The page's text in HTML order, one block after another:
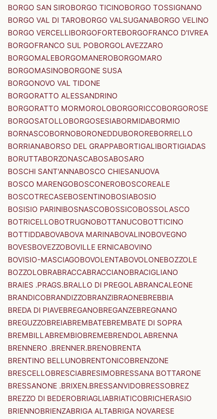
BORGO SAN SIROBORGO TICINOBORGO TOSSIGNANO
BORGO VAL DI TAROBORGO VALSUGANABORGO VELINO
BORGO VERCELLIBORGOFORTEBORGOFRANCO D'IVREA
BORGOFRANCO SUL POBORGOLAVEZZARO
BORGOMALEBORGOMANEROBORGOMARO
BORGOMASINOBORGONE SUSA
BORGONOVO VAL TIDONE
BORGORATTO ALESSANDRINO
BORGORATTO MORMOROLOBORGORICCOBORGOROSE
BORGOSATOLLOBORGOSESIABORMIDABORMIO
BORNASCOBORNOBORONEDDUBOROREBORRELLO
BORRIANABORSO DEL GRAPPABORTIGALIBORTIGIADAS
BORUTTABORZONASCABOSABOSARO
BOSCHI SANT'ANNABOSCO CHIESANUOVA
BOSCO MARENGOBOSCONEROBOSCOREALE
BOSCOTRECASEBOSENTINOBOSIABOSIO
BOSISIO PARINIBOSNASCOBOSSICOBOSSOLASCO
BOTRICELLOBOTRUGNOBOTTANUCOBOTTICINO
BOTTIDDABOVABOVA MARINABOVALINOBOVEGNO
BOVESBOVEZZOBOVILLE ERNICABOVINO
BOVISIO-MASCIAGOBOVOLENTABOVOLONEBOZZOLE
BOZZOLOBRABRACCABRACCIANOBRACIGLIANO
BRAIES .PRAGS.BRALLO DI PREGOLABRANCALEONE
BRANDICOBRANDIZZOBRANZIBRAONEBREBBIA
BREDA DI PIAVEBREGANOBREGANZEBREGNANO
BREGUZZOBREIABREMBATEBREMBATE DI SOPRA
BREMBILLABREMBIOBREMEBRENDOLABRENNA
BRENNERO .BRENNER.BRENOBRENTA
BRENTINO BELLUNOBRENTONICOBRENZONE
BRESCELLOBRESCIABRESIMOBRESSANA BOTTARONE
BRESSANONE .BRIXEN.BRESSANVIDOBRESSOBREZ
BREZZO DI BEDEROBRIAGLIABRIATICOBRICHERASIO
BRIENNOBRIENZABRIGA ALTABRIGA NOVARESE